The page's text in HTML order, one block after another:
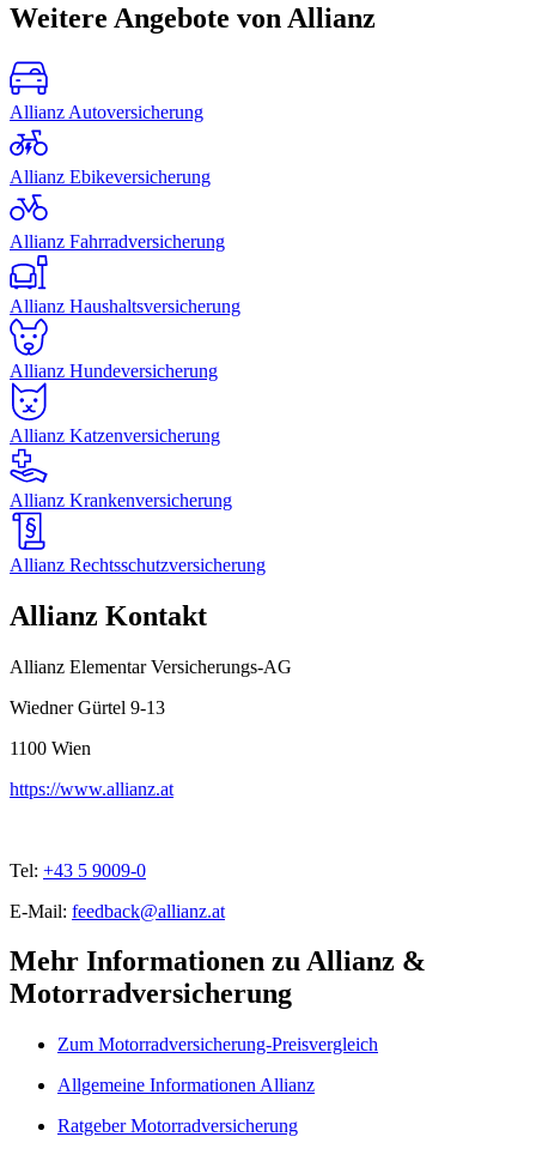
Weitere Angebote von Allianz
Allianz Autoversicherung
Allianz Ebikeversicherung
Allianz Fahrradversicherung
Allianz Haushaltsversicherung
Allianz Hundeversicherung
Allianz Katzenversicherung
Allianz Krankenversicherung
Allianz Rechtsschutzversicherung
Allianz Kontakt
Allianz Elementar Versicherungs-AG
Wiedner Gürtel 9-13
1100 Wien
https://www.allianz.at
Tel: +43 5 9009-0
E-Mail: feedback@allianz.at
Mehr Informationen zu Allianz &
Motorradversicherung
Zum Motorradversicherung-Preisvergleich
Allgemeine Informationen Allianz
Ratgeber Motorradversicherung